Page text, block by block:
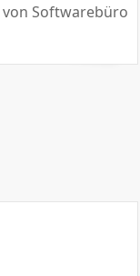
von Softwarebüro